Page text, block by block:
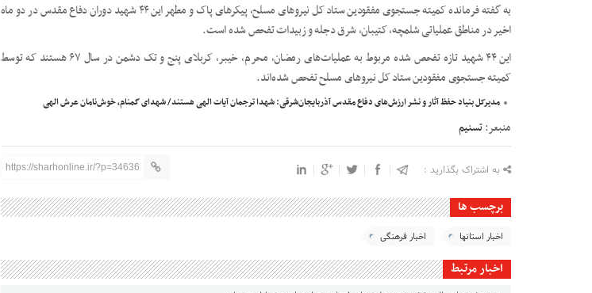
به گفته فرمانده کمیته جستجوی مفقودین ستاد کل نیروهای مسلح، پیکرهای پاک و مطهر این ۴۴ شهید دوران دفاع مقدس در دو ماه
اخیر در مناطق عملیاتی شلمچه، کتیبان، شرق دجله و زبیدات تفحص شده است.
این ۴۴ شهید تازه تفحص شده مربوط به عملیات‌های رمضان، محرم، خیبر، کربلای پنج و تک دشمن در سال ۶۷ هستند که توسط
کمیته جستجوی مفقودین ستاد کل نیروهای مسلح تفحص شده‌اند.
مدیرکل بنیاد حفظ آثار و نشر ارزش‌های دفاع مقدس آذربایجان‌شرقی: شهدا ترجمان آیات الهی هستند/ شهدای گمنام، خوش‌نامان عرش الهی
منبعر:تسنیم
به اشتراک بگذارید : https://sharhonline.ir/?p=34636
برچسب ها
اخبار استانها اخبار فرهنگی
اخبار مرتبط